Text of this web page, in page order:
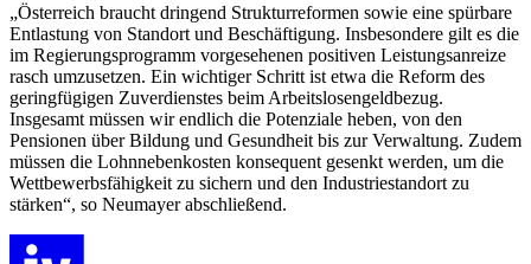
„Österreich braucht dringend Strukturreformen sowie eine spürbare
Entlastung von Standort und Beschäftigung. Insbesondere gilt es die
im Regierungsprogramm vorgesehenen positiven Leistungsanreize
rasch umzusetzen. Ein wichtiger Schritt ist etwa die Reform des
geringfügigen Zuverdienstes beim Arbeitslosengeldbezug.
Insgesamt müssen wir endlich die Potenziale heben, von den
Pensionen über Bildung und Gesundheit bis zur Verwaltung. Zudem
müssen die Lohnnebenkosten konsequent gesenkt werden, um die
Wettbewerbsfähigkeit zu sichern und den Industriestandort zu
stärken“, so Neumayer abschließend.